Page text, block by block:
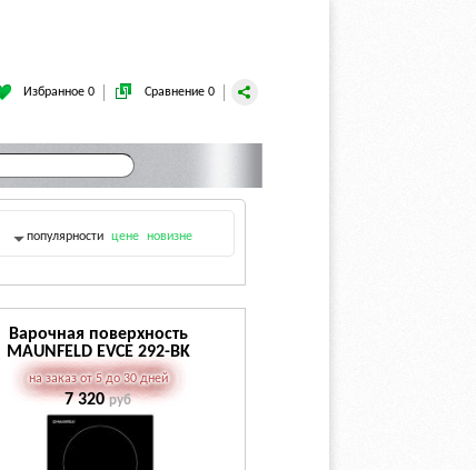
Избранное 0 Сравнение 0
популярности цене новизне
Варочная поверхность
MAUNFELD EVCE 292-BK
на заказ от 5 до 30 дней
7 320руб